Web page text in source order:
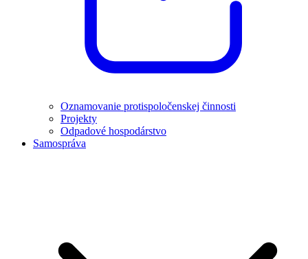
Oznamovanie protispoločenskej činnosti
Projekty
Odpadové hospodárstvo
Samospráva